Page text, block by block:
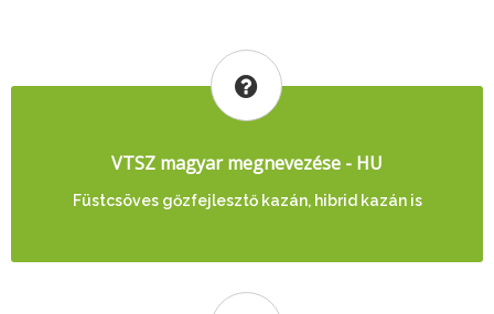
VTSZ magyar megnevezése - HU
Füstcsöves gőzfejlesztő kazán, hibrid kazán is